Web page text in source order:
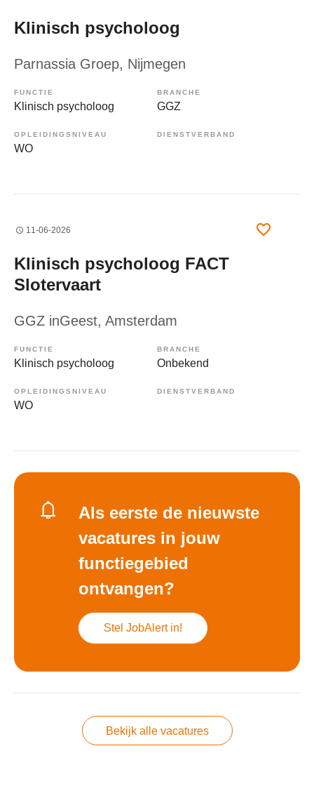
Klinisch psycholoog
Parnassia Groep, Nijmegen
FUNCTIE
Klinisch psycholoog
BRANCHE
GGZ
OPLEIDINGSNIVEAU
WO
DIENSTVERBAND
11-06-2026
Klinisch psycholoog FACT
Slotervaart
GGZ inGeest, Amsterdam
FUNCTIE
Klinisch psycholoog
BRANCHE
Onbekend
OPLEIDINGSNIVEAU
WO
DIENSTVERBAND
Als eerste de nieuwste
vacatures in jouw
functiegebied
ontvangen?
Stel JobAlert in!
Bekijk alle vacatures